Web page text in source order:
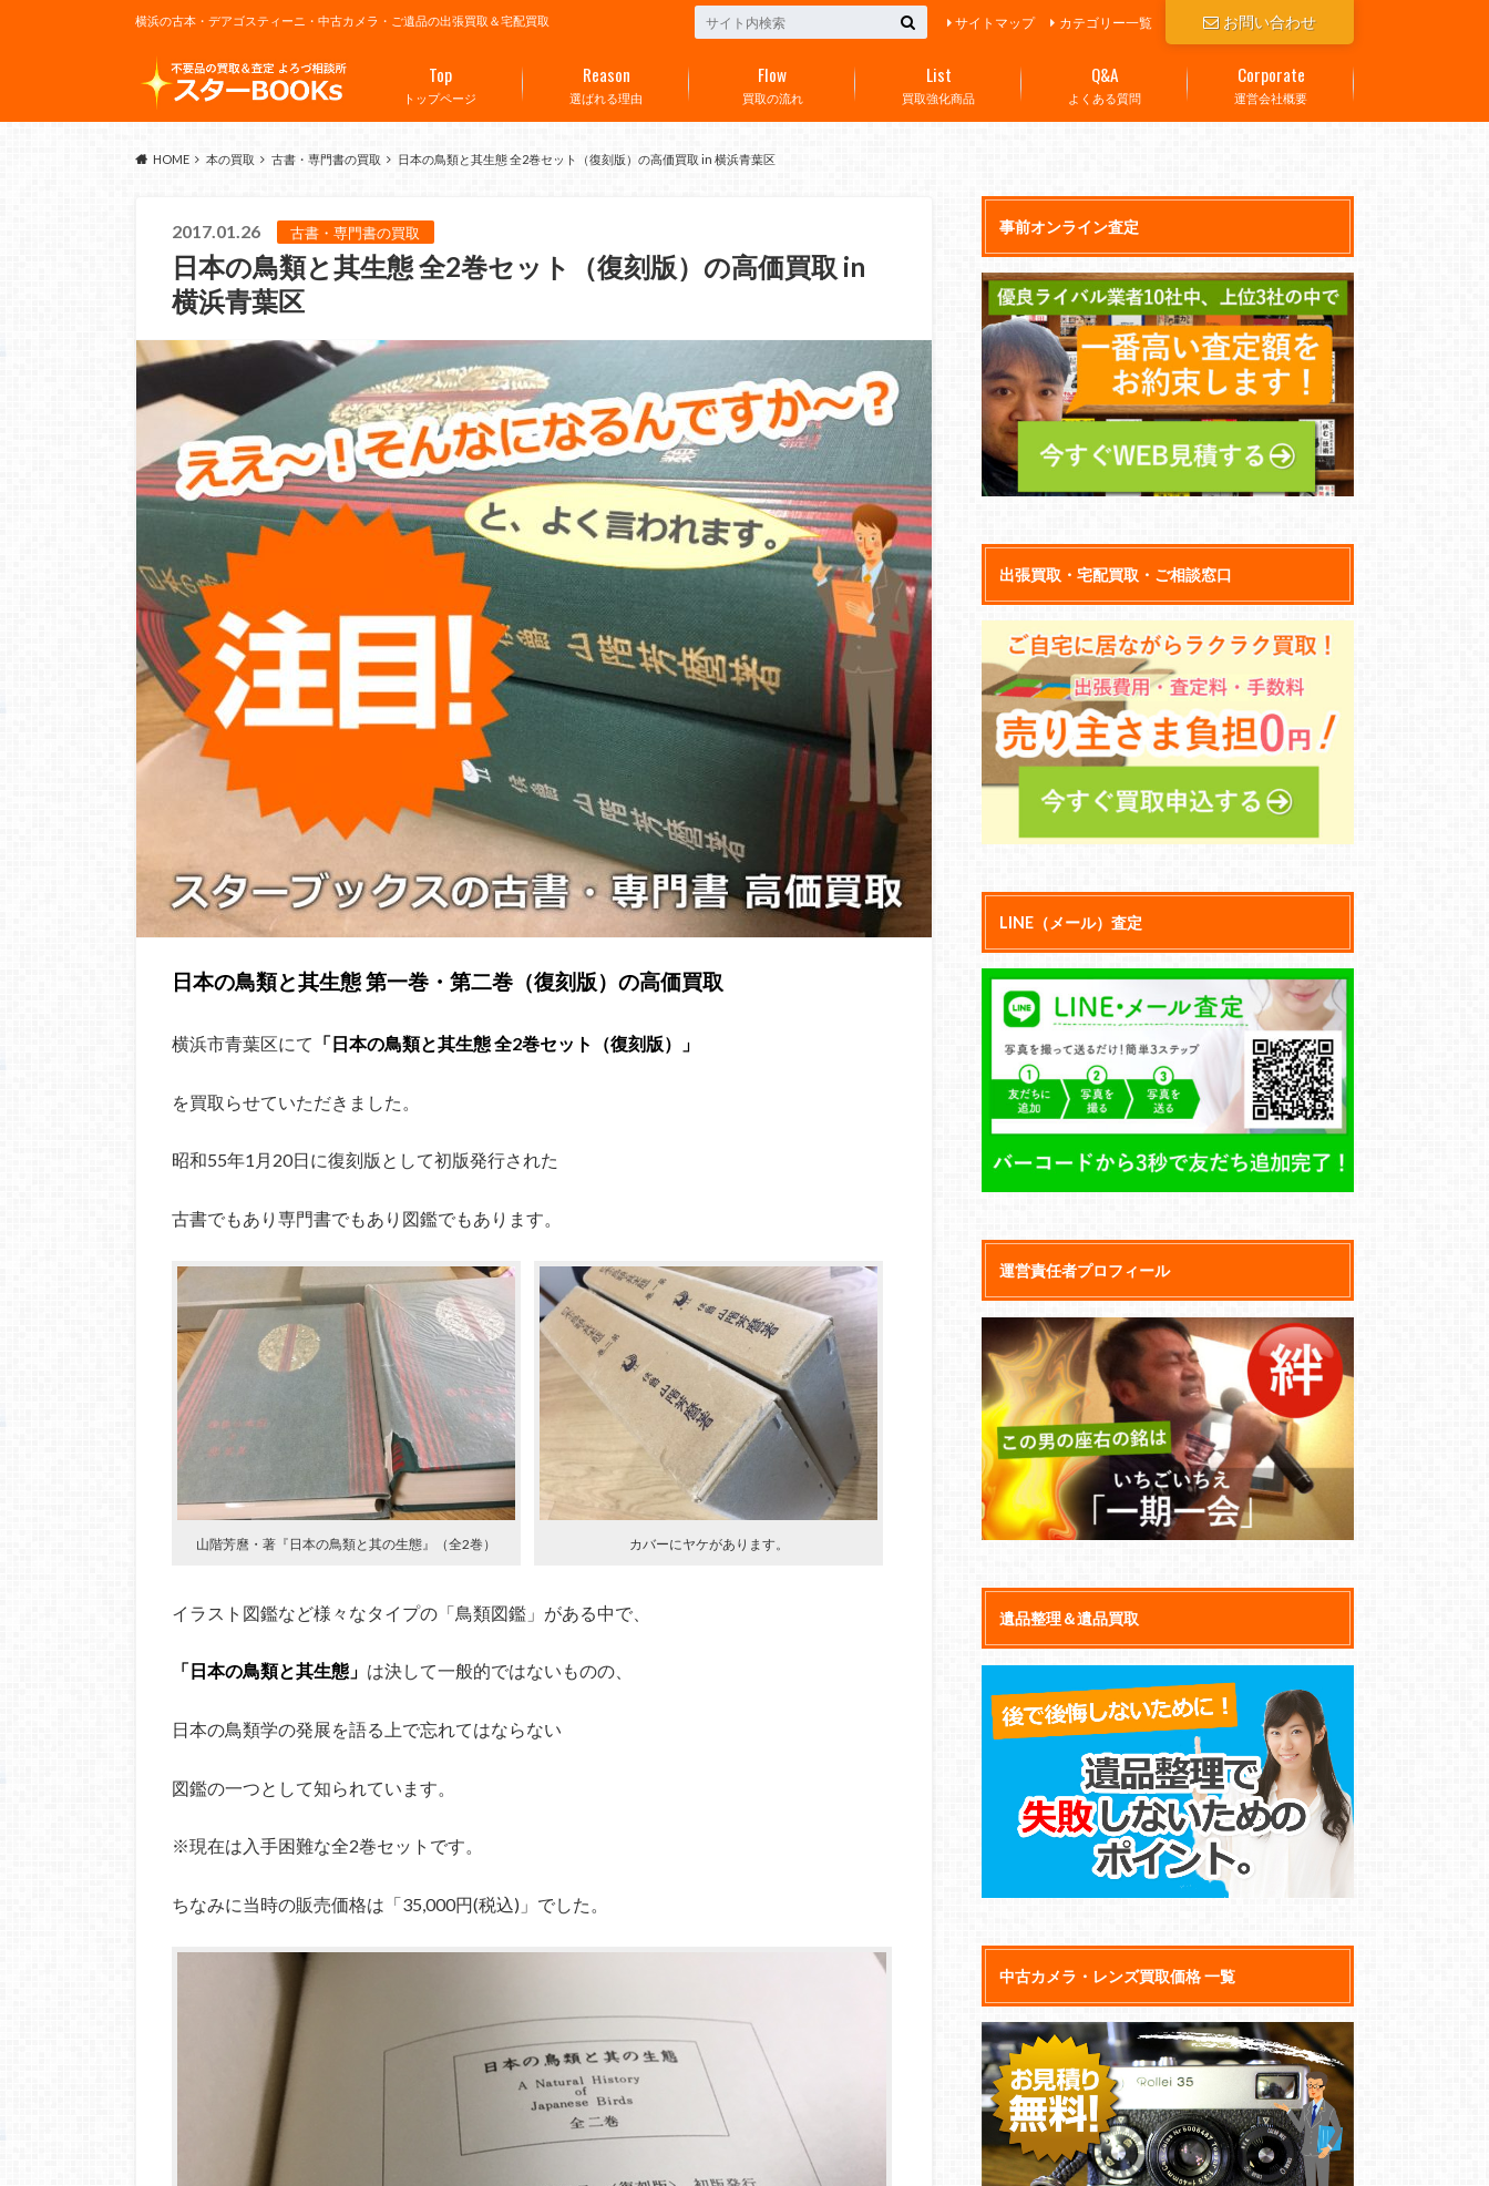
横浜の古本・デアゴスティーニ・中古カメラ・ご遺品の出張買取＆宅配買取 お問い合わせ
サイトマップ カテゴリー一覧
トップページ
Top
選ばれる理由
Reason
買取の流れ
Flow
買取強化商品
List
よくある質問
Q&A
運営会社概要
Corporate
HOME 本の買取 古書・専門書の買取 日本の鳥類と其生態 全2巻セット（復刻版）の高価買取 in 横浜青葉区
2017.01.26 古書・専門書の買取
日本の鳥類と其生態 全2巻セット（復刻版）の高価買取 in
横浜青葉区
日本の鳥類と其生態 第一巻・第二巻（復刻版）の高価買取
横浜市青葉区にて 「日本の鳥類と其生態 全2巻セット（復刻版）」
を買取らせていただきました。
昭和55年1月20日に復刻版として初版発行された
古書でもあり専門書でもあり図鑑でもあります。
山階芳麿・著『日本の鳥類と其の生態』（全2巻） カバーにヤケがあります。
イラスト図鑑など様々なタイプの「鳥類図鑑」がある中で、
「日本の鳥類と其生態」 は決して一般的ではないものの、
日本の鳥類学の発展を語る上で忘れてはならない
図鑑の一つとして知られています。
※現在は入手困難な全2巻セットです。
ちなみに当時の販売価格は「35,000円(税込)」でした。
事前オンライン査定
出張買取・宅配買取・ご相談窓口
LINE（メール）査定
運営責任者プロフィール
遺品整理＆遺品買取
中古カメラ・レンズ買取価格 一覧